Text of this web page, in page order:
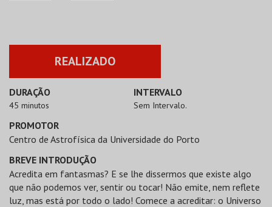
REALIZADO
DURAÇÃO
45 minutos
INTERVALO
Sem Intervalo.
PROMOTOR
Centro de Astrofísica da Universidade do Porto
BREVE INTRODUÇÃO
Acredita em fantasmas? E se lhe dissermos que existe algo
que não podemos ver, sentir ou tocar! Não emite, nem reflete
luz, mas está por todo o lado! Comece a acreditar: o Universo